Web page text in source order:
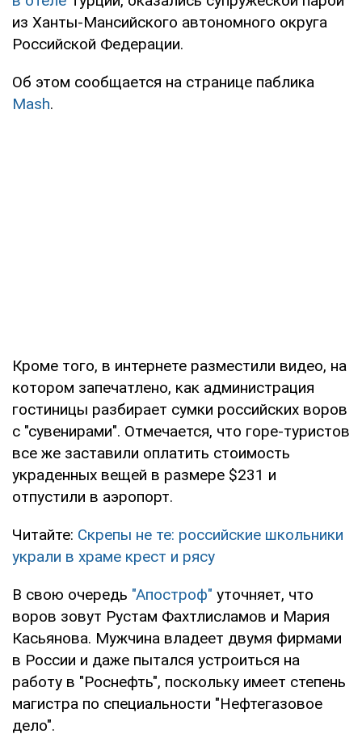
из Ханты-Мансийского автономного округа
Российской Федерации.
Об этом сообщается на странице паблика
Mash.
Кроме того, в интернете разместили видео, на
котором запечатлено, как администрация
гостиницы разбирает сумки российских воров
с "сувенирами". Отмечается, что горе-туристов
все же заставили оплатить стоимость
украденных вещей в размере $231 и
отпустили в аэропорт.
Читайте: Скрепы не те: российские школьники
украли в храме крест и рясу
В свою очередь "Апостроф" уточняет, что
воров зовут Рустам Фахтлисламов и Мария
Касьянова. Мужчина владеет двумя фирмами
в России и даже пытался устроиться на
работу в "Роснефть", поскольку имеет степень
магистра по специальности "Нефтегазовое
дело".